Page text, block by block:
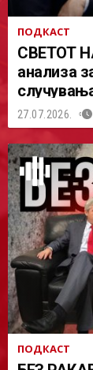
ПОДКАСТ
СВЕТОТ
анализа
27.07.2026.
ПОДКАСТ